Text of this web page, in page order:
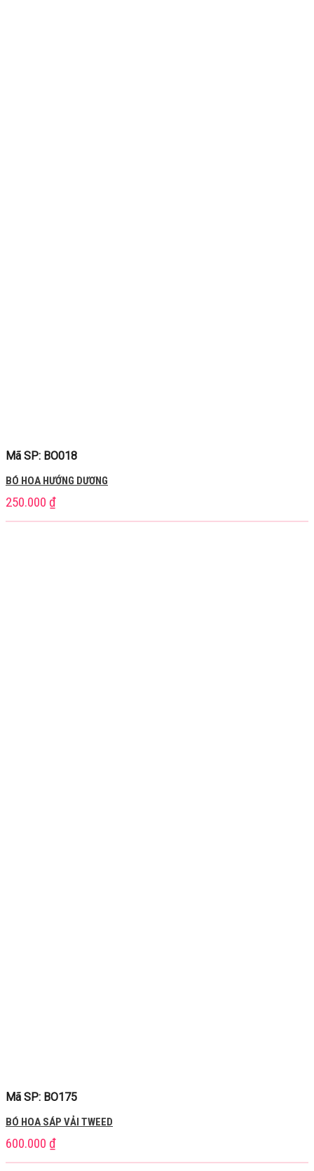
Mã SP: BO018
BÓ HOA HƯỚNG DƯƠNG
250.000 ₫
Mã SP: BO175
BÓ HOA SÁP VẢI TWEED
600.000 ₫